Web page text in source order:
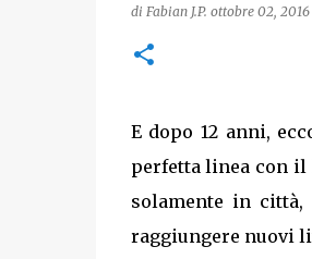
di Fabian J.P. ottobre 02, 2016
E dopo 12 anni,
perfetta linea con il
solamente in
raggiungere nuovi